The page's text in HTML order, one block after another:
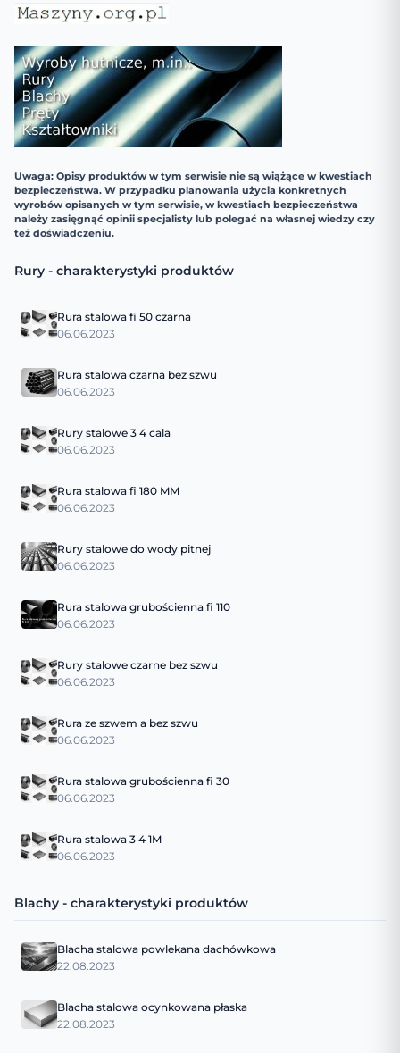
Uwaga: Opisy produktów w tym serwisie nie są wiążące w kwestiach
bezpieczeństwa. W przypadku planowania użycia konkretnych
wyrobów opisanych w tym serwisie, w kwestiach bezpieczeństwa
należy zasięgnąć opinii specjalisty lub polegać na własnej wiedzy czy
też doświadczeniu.
Rury - charakterystyki produktów
Rura stalowa fi 50 czarna
06.06.2023
Rura stalowa czarna bez szwu
06.06.2023
Rury stalowe 3 4 cala
06.06.2023
Rura stalowa fi 180 MM
06.06.2023
Rury stalowe do wody pitnej
06.06.2023
Rura stalowa grubościenna fi 110
06.06.2023
Rury stalowe czarne bez szwu
06.06.2023
Rura ze szwem a bez szwu
06.06.2023
Rura stalowa grubościenna fi 30
06.06.2023
Rura stalowa 3 4 1M
06.06.2023
Blachy - charakterystyki produktów
Blacha stalowa powlekana dachówkowa
22.08.2023
Blacha stalowa ocynkowana płaska
22.08.2023